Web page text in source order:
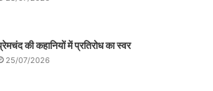
की कहानियों में प्रतिरोध का स्वर
25/07/2026